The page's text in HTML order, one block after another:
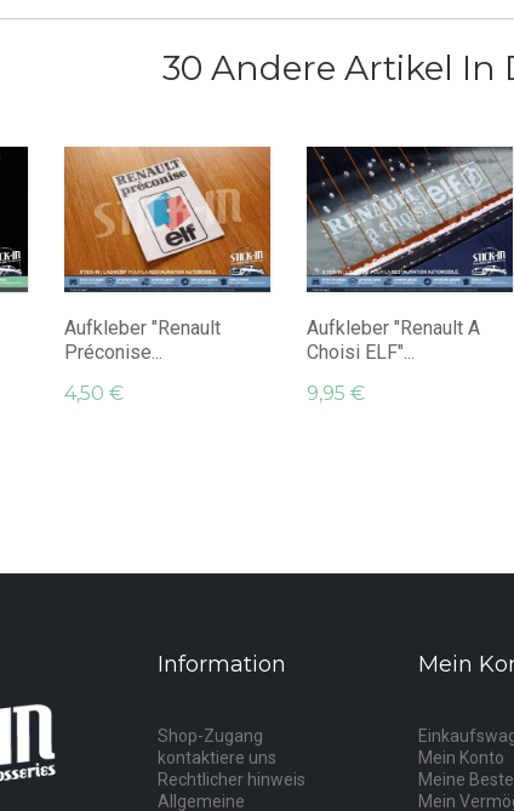
30 Andere Artikel In
Aufkleber "Renault
Préconise...
4,50 €
Aufkleber "Renault A
Choisi ELF"...
9,95 €
Information
Shop-Zugang
kontaktiere uns
Rechtlicher hinweis
Allgemeine
Mein
Mein Konto
Meine
Mein